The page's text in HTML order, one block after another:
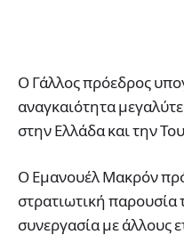
Ο Γάλλος πρόεδρος
αναγκαιότητα
στην Ελλάδα και την
Ο Εμανουέλ Μακρόν
στρατιωτική παρουσία
συνεργασία με άλλους